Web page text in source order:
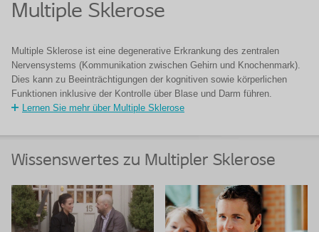
Multiple Sklerose
Multiple Sklerose ist eine degenerative Erkrankung des zentralen
Nervensystems (Kommunikation zwischen Gehirn und Knochenmark).
Dies kann zu Beeinträchtigungen der kognitiven sowie körperlichen
Funktionen inklusive der Kontrolle über Blase und Darm führen.
Lernen Sie mehr über Multiple Sklerose
Wissenswertes zu Multipler Sklerose